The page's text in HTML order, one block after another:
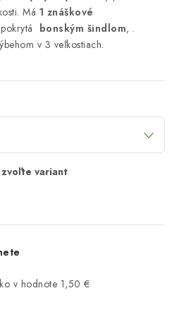
Má 1 znáškové
pokrytá bonským šindlom, .
v 3 veľkostiach.
v hodnote 1,50 €